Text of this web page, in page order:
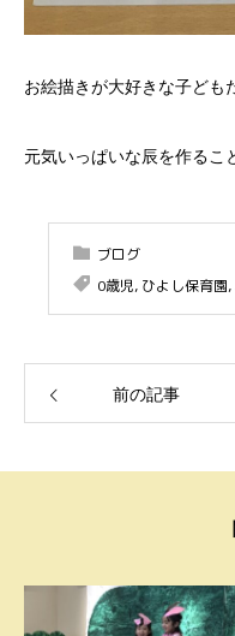
お絵描きが大好きな子ども
元気いっぱいな辰を作るこ
ブログ
0歳児, ひよし保育園,
前の記事